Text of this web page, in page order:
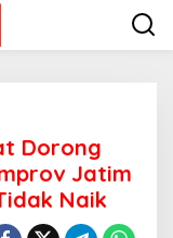
Dorong
Jatim
Naik